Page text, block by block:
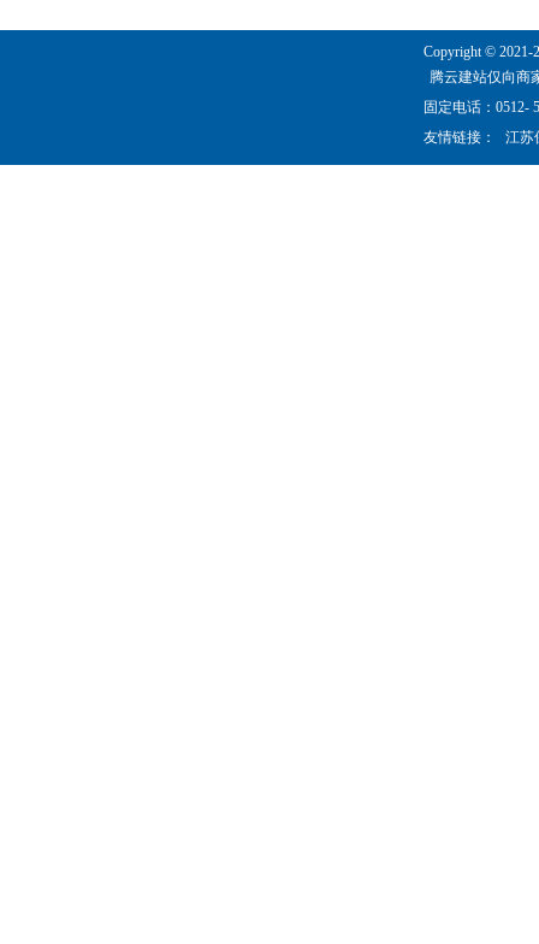
Copyright © 2021-
腾云建站仅向商
固定电话：0512-
友情链接：
江苏